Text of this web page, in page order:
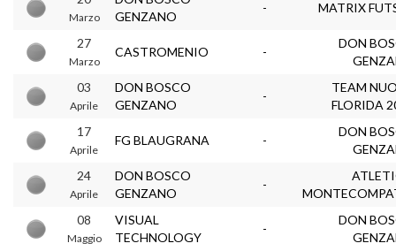
Marzo
GENZANO
- MATRIX
27
Marzo
CASTROMENIO -
DON
03
Aprile
DON BOSCO
GENZANO
-
TEAM
FLORIDA
17
Aprile
FG BLAUGRANA -
DON
24
Aprile
DON BOSCO
GENZANO
-
08
Maggio
VISUAL
TECHNOLOGY
-
DON